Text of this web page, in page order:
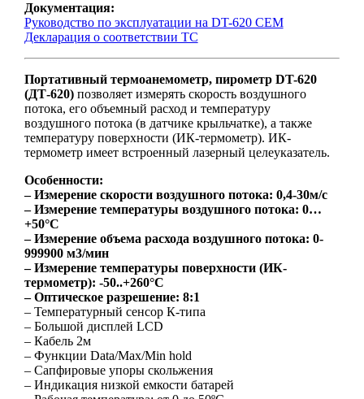
Документация:
Руководство по эксплуатации на DT-620 CEM
Декларация о соответствии ТС
Портативный термоанемометр, пирометр DT-620
(ДТ-620) позволяет измерять скорость воздушного
потока, его объемный расход и температуру
воздушного потока (в датчике крыльчатке), а также
температуру поверхности (ИК-термометр). ИК-
термометр имеет встроенный лазерный целеуказатель.
Особенности:
– Измерение скорости воздушного потока: 0,4-30м/с
– Измерение температуры воздушного потока: 0…
+50°C
– Измерение объема расхода воздушного потока: 0-
999900 м3/мин
– Измерение температуры поверхности (ИК-
термометр): -50..+260°C
– Оптическое разрешение: 8:1
– Температурный сенсор К-типа
– Большой дисплей LCD
– Кабель 2м
– Функции Data/Max/Min hold
– Сапфировые упоры скольжения
– Индикация низкой емкости батарей